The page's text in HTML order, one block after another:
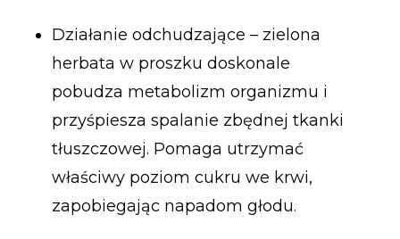
Działanie odchudzające – zielona
herbata w proszku doskonale
pobudza metabolizm organizmu i
przyśpiesza spalanie zbędnej tkanki
tłuszczowej. Pomaga utrzymać
właściwy poziom cukru we krwi,
zapobiegając napadom głodu.